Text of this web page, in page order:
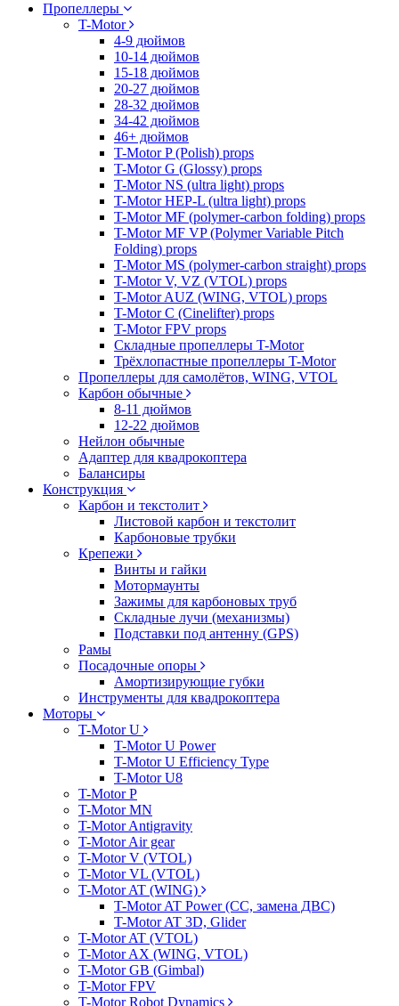
Пропеллеры
T-Motor
4-9 дюймов
10-14 дюймов
15-18 дюймов
20-27 дюймов
28-32 дюймов
34-42 дюймов
46+ дюймов
T-Motor P (Polish) props
T-Motor G (Glossy) props
T-Motor NS (ultra light) props
T-Motor HEP-L (ultra light) props
T-Motor MF (polymer-carbon folding) props
T-Motor MF VP (Polymer Variable Pitch
Folding) props
T-Motor MS (polymer-carbon straight) props
T-Motor V, VZ (VTOL) props
T-Motor AUZ (WING, VTOL) props
T-Motor C (Cinelifter) props
T-Motor FPV props
Складные пропеллеры T-Motor
Трёхлопастные пропеллеры T-Motor
Пропеллеры для самолётов, WING, VTOL
Карбон обычные
8-11 дюймов
12-22 дюймов
Нейлон обычные
Адаптер для квадрокоптера
Балансиры
Конструкция
Карбон и текстолит
Листовой карбон и текстолит
Карбоновые трубки
Крепежи
Винты и гайки
Мотормаунты
Зажимы для карбоновых труб
Складные лучи (механизмы)
Подставки под антенну (GPS)
Рамы
Посадочные опоры
Амортизирующие губки
Инструменты для квадрокоптера
Моторы
T-Motor U
T-Motor U Power
T-Motor U Efficiency Type
T-Motor U8
T-Motor P
T-Motor MN
T-Motor Antigravity
T-Motor Air gear
T-Motor V (VTOL)
T-Motor VL (VTOL)
T-Motor AT (WING)
T-Motor AT Power (CC, замена ДВС)
T-Motor AT 3D, Glider
T-Motor AT (VTOL)
T-Motor AX (WING, VTOL)
T-Motor GB (Gimbal)
T-Motor FPV
T-Motor Robot Dynamics